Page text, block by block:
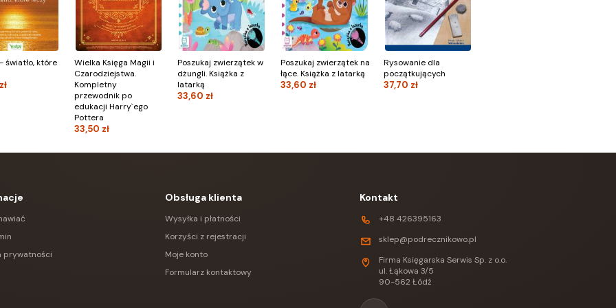
światło, które
Wielka Księga Magii i
Czarodziejstwa.
Kompletny
przewodnik po
edukacji Harry`ego
Pottera
33,50 zł
Poszukaj zwierzątek w
dżungli. Książka z
latarką
33,60 zł
Poszukaj zwierzątek na
łące. Książka z latarką
33,60 zł
Rysowanie dla
początkujących
37,70 zł
prywatności
Obsługa klienta
Wysyłka i płatności
Korzyści z rejestracji
Moje konto
Formularz kontaktowy
Kontakt
+48 426395163
sklep@podrecznikowo.pl
Firma Księgarska Serwis Sp. z o.o.
ul. Łąkowa 3/5
90-562 Łódź